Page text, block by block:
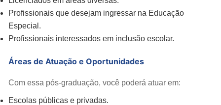
Profissionais que desejam ingressar na Educação
Especial.
Profissionais interessados em inclusão escolar.
Áreas de Atuação e Oportunidades
Com essa pós-graduação, você poderá atuar em:
Escolas públicas e privadas.